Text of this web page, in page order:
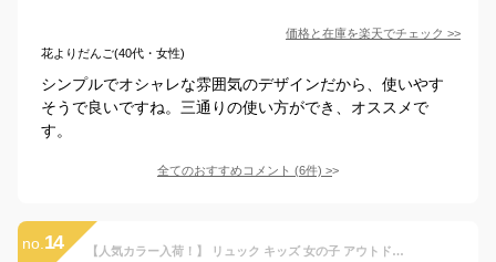
価格と在庫を楽天でチェック >>
花よりだんご(40代・女性)
シンプルでオシャレな雰囲気のデザインだから、使いやす
そうで良いですね。三通りの使い方ができ、オススメで
す。
全てのおすすめコメント (6件) >
no. 14 【人気カラー入荷！】 リュック キッズ 女の子 アウトドア ジュニア 男の子 OUTDOOR PRODUCTS アウトドアプロダクツ 9L 12L 18L 保育園 小学生 低学年 高学年 リュックサック 子供 学童 遠足 幼稚園 通園バッグ 軽量 女子 入園 入学 入学準備 子ども 塾 習い事